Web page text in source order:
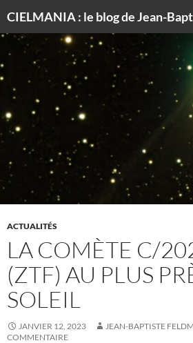
AU
CONTENU
ACTUALITÉS
LA COMÈTE C/
(ZTF) AU PLUS
SOLEIL
JANVIER 12, 2023 JEAN-BAPTISTE
COMMENTAIRE